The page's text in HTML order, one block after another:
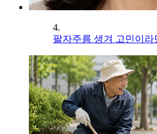
4.
팔자주름 생겨 고민이라